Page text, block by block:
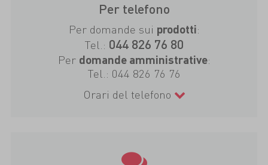
Per telefono
Per domande sui prodotti:
Tel.: 044 826 76 80
Per domande amministrative:
Tel.: 044 826 76 76
Orari del telefono